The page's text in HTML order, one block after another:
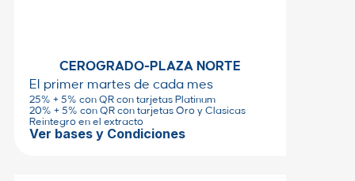
CEROGRADO-PLAZA NORTE
El primer martes de cada mes
25% + 5% con QR con tarjetas Platinum
20% + 5% con QR con tarjetas Oro y Clasicas
Reintegro en el extracto
Ver bases y Condiciones